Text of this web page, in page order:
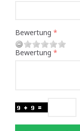
Bewertung
Bewertung